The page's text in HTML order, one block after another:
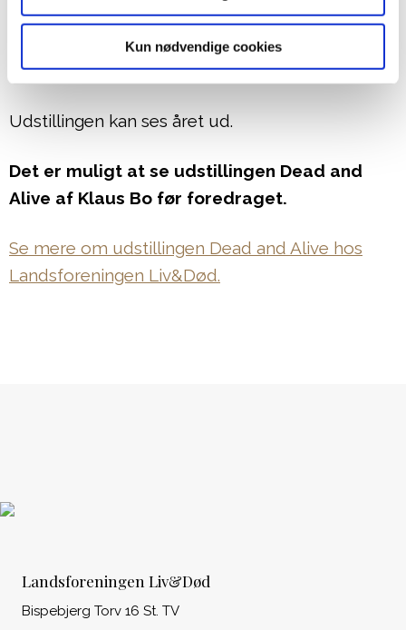
Kun nødvendige cookies
Klaus Bo udstiller et udvalg af billeder fra
næsten alle de lande, projektet har bragt ham
til.
Udstillingen kan ses året ud.
Det er muligt at se udstillingen Dead and
Alive af Klaus Bo før foredraget.
Se mere om udstillingen Dead and Alive hos
Landsforeningen Liv&Død.
Landsforeningen Liv&Død
Bispebjerg Torv 16 St. TV